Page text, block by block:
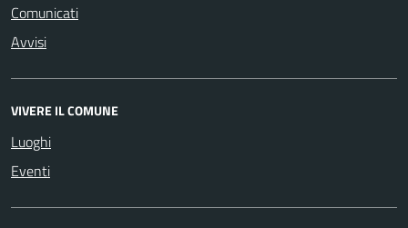
Comunicati
Avvisi
VIVERE IL COMUNE
Luoghi
Eventi